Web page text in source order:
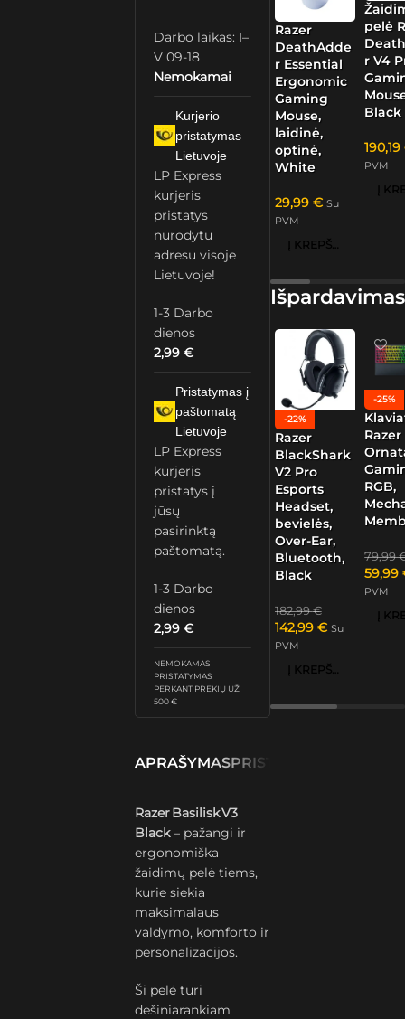
Darbo laikas: I–
V 09-18
Nemokamai
Kurjerio
pristatymas
Lietuvoje
LP Express
kurjeris
pristatys
nurodytu
adresu visoje
Lietuvoje!
1-3 Darbo
dienos
2,99€
Pristatymas į
paštomatą
Lietuvoje
LP Express
kurjeris
pristatys į
jūsų
pasirinktą
paštomatą.
1-3 Darbo
dienos
2,99€
NEMOKAMAS
PRISTATYMAS
PERKANT PREKIŲ UŽ
500 €
APRAŠYMASPRISTATYMAS IR
Razer Basilisk V3
Black– pažangi ir
ergonomiška
žaidimų pelė tiems,
kurie siekia
maksimalaus
valdymo, komforto ir
personalizacijos.
Ši pelė turi
dešiniarankiam
Razer
DeathAdde
r Essential
Ergonomic
Gaming
Mouse,
laidinė,
optinė,
White
29,99 € Su
PVM
Į KREPŠELĮ
pelė
r V4
Black
190,19
PVM
Išpardavimas
-22%
Razer
BlackShark
V2 Pro
Esports
Headset,
bevielės,
Over-Ear,
Bluetooth,
Black
182,99€
142,99 € Su
PVM
Į KREPŠELĮ
-25%
Razer
RGB,
79,99
59,99
PVM